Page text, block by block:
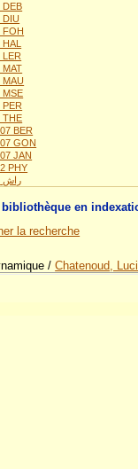
DEB
DIU
FOH
LER
MAT
MAU
MSE
PER
THE
BER
GON
JAN
PHY
536.راش 7
en
la recherche
/Chatenoud,